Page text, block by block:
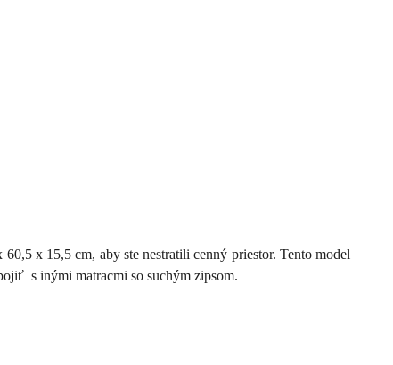
x 15,5 cm, aby ste nestratili cenný priestor. Tento model
s inými matracmi so suchým zipsom.